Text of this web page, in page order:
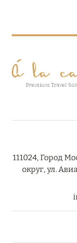
HÔTEL
27 сентября 2024
111024, Город
округ, ул.